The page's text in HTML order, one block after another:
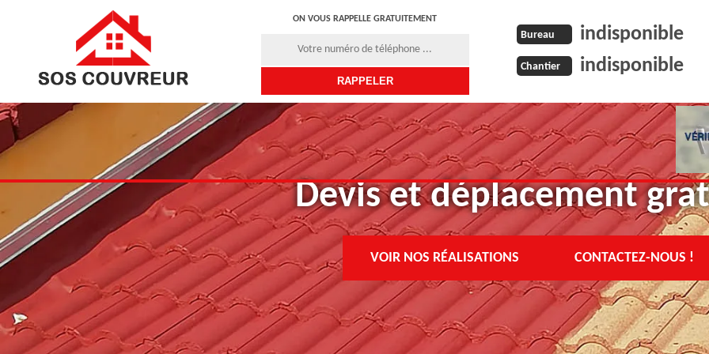
ON VOUS RAPPELLE GRATUITEMENT
Bureau indisponible
Chantier indisponible
Devis et déplacement
VOIR NOS RÉALISATIONS CONTACTEZ-NOUS !